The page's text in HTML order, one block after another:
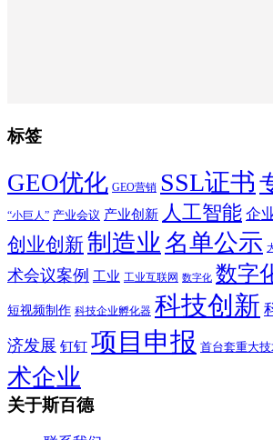
标签
GEO优化 GEO营销 SSL证书
“小巨人” 产业会议 产业创新 人工智能 企
创业创新制造业 名单公示
术会议案例 工业 工业互联网 数字化 数字
短视频制作 科技企业孵化器 科技创新
济发展 钉钉 项目申报 首台套重大
术企业
关于斯百德